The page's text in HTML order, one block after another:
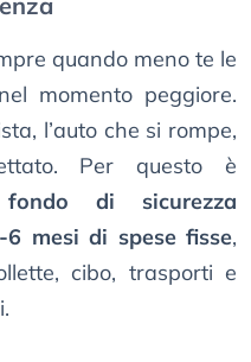
quando meno te le
momento peggiore.
l’auto che si rompe,
Per questo è
di sicurezza
mesi di spese fisse,
cibo, trasporti e